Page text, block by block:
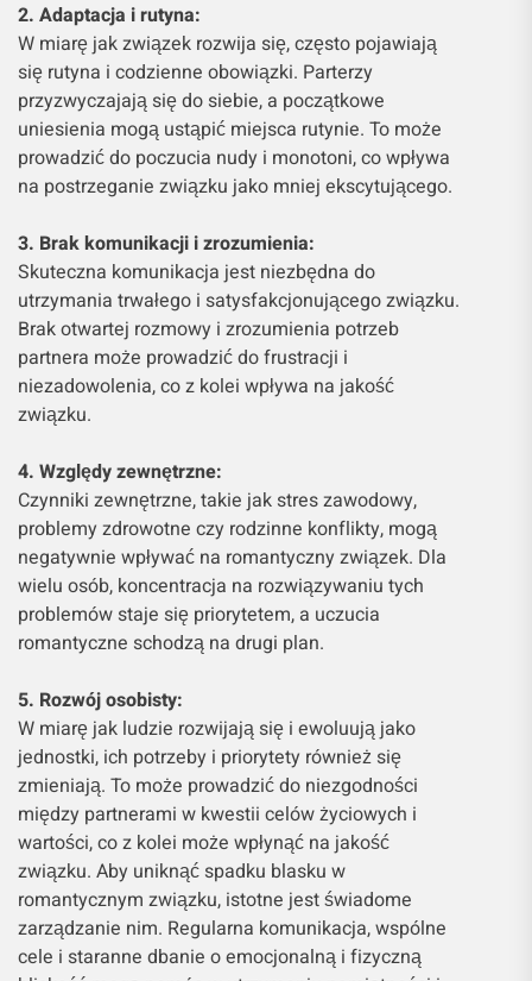
2. Adaptacja i rutyna:
W miarę jak związek rozwija się, często pojawiają
się rutyna i codzienne obowiązki. Parterzy
przyzwyczajają się do siebie, a początkowe
uniesienia mogą ustąpić miejsca rutynie. To może
prowadzić do poczucia nudy i monotoni, co wpływa
na postrzeganie związku jako mniej ekscytującego.
3. Brak komunikacji i zrozumienia:
Skuteczna komunikacja jest niezbędna do
utrzymania trwałego i satysfakcjonującego związku.
Brak otwartej rozmowy i zrozumienia potrzeb
partnera może prowadzić do frustracji i
niezadowolenia, co z kolei wpływa na jakość
związku.
4. Względy zewnętrzne:
Czynniki zewnętrzne, takie jak stres zawodowy,
problemy zdrowotne czy rodzinne konflikty, mogą
negatywnie wpływać na romantyczny związek. Dla
wielu osób, koncentracja na rozwiązywaniu tych
problemów staje się priorytetem, a uczucia
romantyczne schodzą na drugi plan.
5. Rozwój osobisty:
W miarę jak ludzie rozwijają się i ewoluują jako
jednostki, ich potrzeby i priorytety również się
zmieniają. To może prowadzić do niezgodności
między partnerami w kwestii celów życiowych i
wartości, co z kolei może wpłynąć na jakość
związku. Aby uniknąć spadku blasku w
romantycznym związku, istotne jest świadome
zarządzanie nim. Regularna komunikacja, wspólne
cele i staranne dbanie o emocjonalną i fizyczną